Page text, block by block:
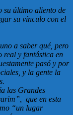
su último aliento de
su vínculo con el
a saber qué, pero
real y fantástica en
pasó y por
y la gente la
las Grandes
que en esta
“un lugar